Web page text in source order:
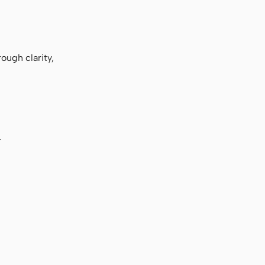
clarity,